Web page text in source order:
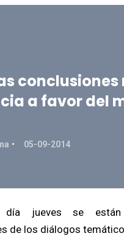
a favor del
05-09-2014
jueves se están
de los diálogos